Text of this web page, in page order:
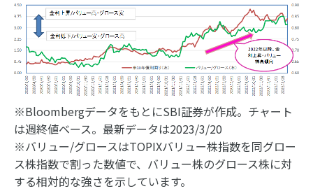
※BloombergデータをもとにSBI証券が作成。チャート
は週終値ベース。最新データは2023/3/20
※バリュー/グロースはTOPIXバリュー株指数を同グロー
ス株指数で割った数値で、バリュー株のグロース株に対
する相対的な強さを示しています。